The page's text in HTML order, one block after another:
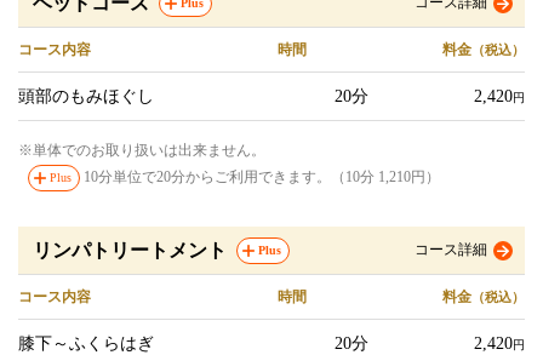
Plus
コース内容 時間 料金 （税込）
頭部のもみほぐし 20分 2,420円
※単体でのお取り扱いは出来ません。
Plus 10分単位で20分からご利用できます。（10分 1,210円）
リンパトリートメント Plus コース詳細
コース内容 時間 料金 （税込）
膝下～ふくらはぎ 20分 2,420円